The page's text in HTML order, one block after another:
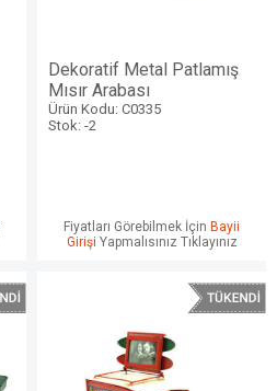
Dekoratif Metal Patlamış
Mısır Arabası
Ürün Kodu: C0335
Stok: -2
Fiyatları Görebilmek İçin Bayii
Girişi Yapmalısınız Tıklayınız